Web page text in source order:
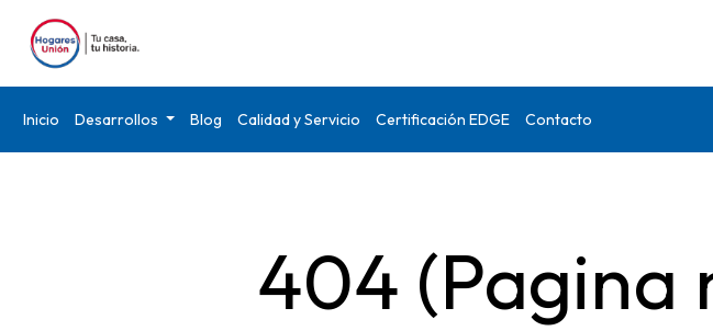
Inicio Desarrollos Blog Calidad y Servicio Certificación EDGE Contacto
404 (Pagina